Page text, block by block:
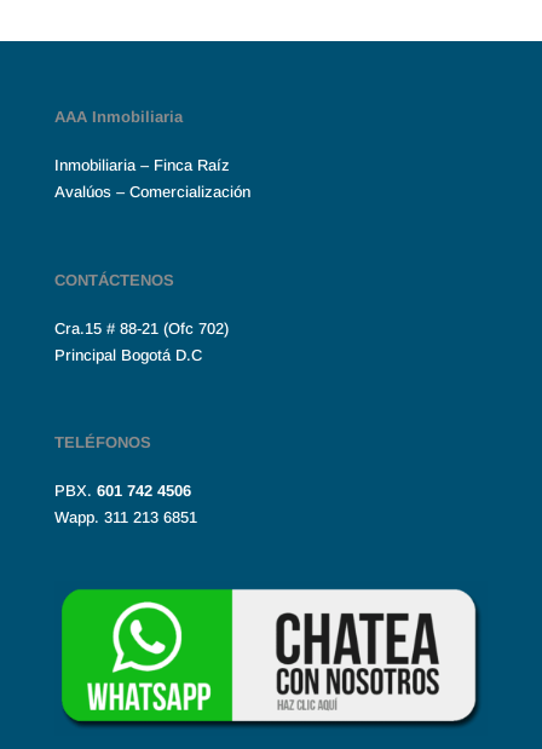
AAA Inmobiliaria
Inmobiliaria – Finca Raíz
Avalúos – Comercialización
CONTÁCTENOS
Cra.15 # 88-21 (Ofc 702)
Principal Bogotá D.C
TELÉFONOS
PBX. 601 742 4506
Wapp. 311 213 6851